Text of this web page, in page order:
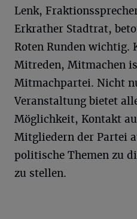
Lenk,
Erkrather Stadtrat,
Roten Runden wichtig.
Mitreden, Mitmachen
Mitmachpartei. Nicht
Veranstaltung bietet
Möglichkeit, Kontakt
Mitgliedern der Partei
politische Themen zu
zu stellen.